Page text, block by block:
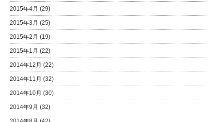
2015年4月 (29)
2015年3月 (25)
2015年2月 (19)
2015年1月 (22)
2014年12月 (22)
2014年11月 (32)
2014年10月 (30)
2014年9月 (32)